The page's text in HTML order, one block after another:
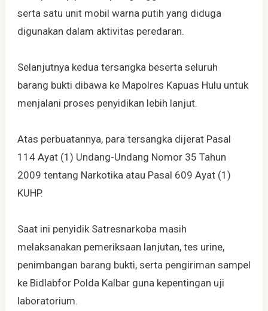
serta satu unit mobil warna putih yang diduga
digunakan dalam aktivitas peredaran.
Selanjutnya kedua tersangka beserta seluruh
barang bukti dibawa ke Mapolres Kapuas Hulu untuk
menjalani proses penyidikan lebih lanjut.
Atas perbuatannya, para tersangka dijerat Pasal
114 Ayat (1) Undang-Undang Nomor 35 Tahun
2009 tentang Narkotika atau Pasal 609 Ayat (1)
KUHP.
Saat ini penyidik Satresnarkoba masih
melaksanakan pemeriksaan lanjutan, tes urine,
penimbangan barang bukti, serta pengiriman sampel
ke Bidlabfor Polda Kalbar guna kepentingan uji
laboratorium.